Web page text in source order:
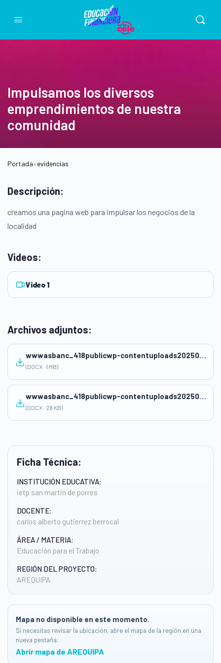
Impulsamos los diversos
emprendimientos de nuestra
comunidad
Portada»evidencias
Ficha Técnica:
INSTITUCIÓN EDUCATIVA:
ietp san martin de porres
DOCENTE:
carlos alberto gutierrez berrocal
ÁREA / MATERIA:
Educación para el Trabajo
REGIÓN DEL PROYECTO:
AREQUIPA
Mapa no disponible en este momento.
Si necesitas revisar la ubicación, abre el mapa de la región en una
nueva pestaña.
Abrir mapa de AREQUIPA
Descripción:
creamos una pagina web para impulsar los negocios de la
localidad
Videos:
Video 1
Archivos adjuntos:
wwwasbanc_418publicwp-contentuploads202507SA-05-UD-1-EPT-4o-educacion-financiera.docx
(DOCX · 1 MB)
wwwasbanc_418publicwp-contentuploads202507Lista-de-Cotejo-Sesion-12-EPT.docx
(DOCX · 28 KB)